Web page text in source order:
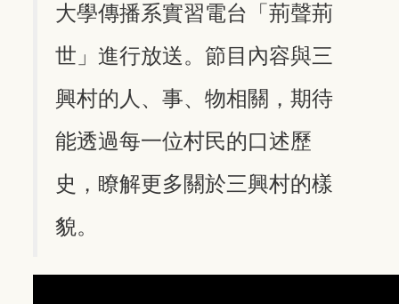
大學傳播系實習電台「荊聲荊
世」進行放送。節目內容與三
興村的人、事、物相關，期待
能透過每一位村民的口述歷
史，瞭解更多關於三興村的樣
貌。